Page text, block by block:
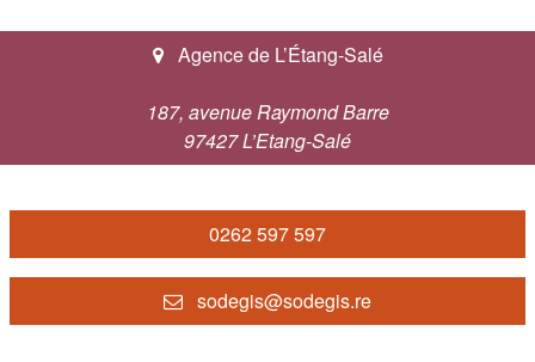
Agence de L’Étang-Salé
187, avenue Raymond Barre
97427 L’Etang-Salé
0262 597 597
sodegis@sodegis.re